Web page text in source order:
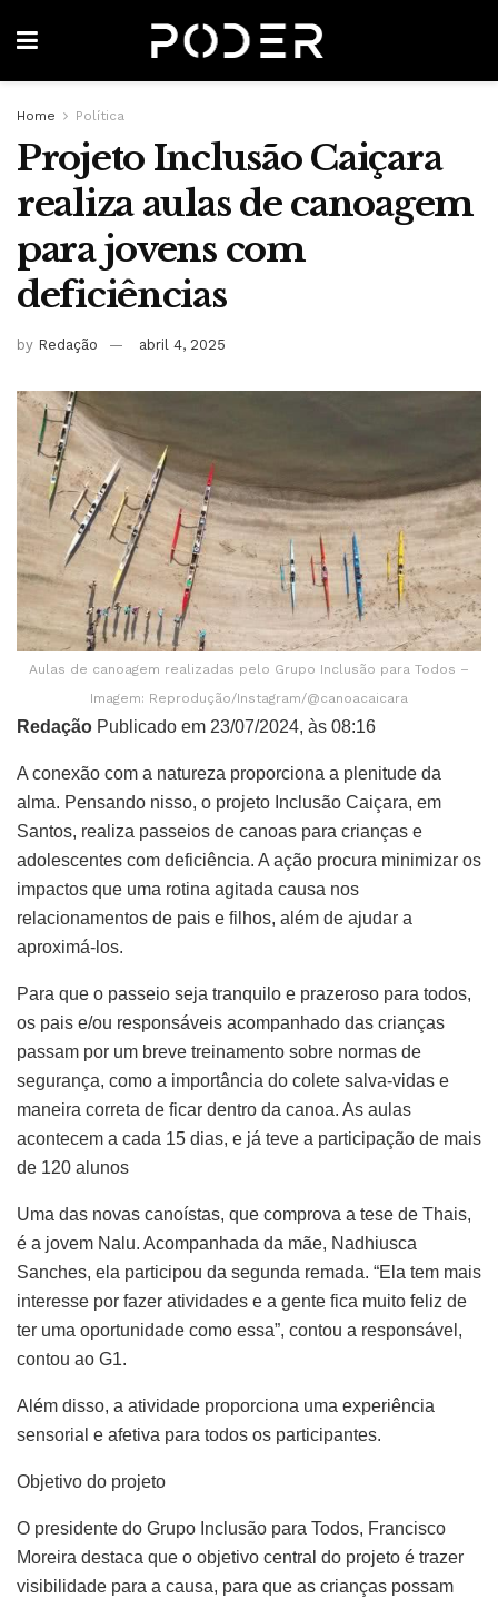
Home Política
Projeto Inclusão Caiçara
realiza aulas de canoagem
para jovens com
deficiências
by Redação abril 4, 2025
Aulas de canoagem realizadas pelo Grupo Inclusão para Todos –
Imagem: Reprodução/Instagram/@canoacaicara
Redação Publicado em 23/07/2024, às 08:16
A conexão com a natureza proporciona a plenitude da
alma. Pensando nisso, o projeto Inclusão Caiçara, em
Santos, realiza passeios de canoas para crianças e
adolescentes com deficiência. A ação procura minimizar os
impactos que uma rotina agitada causa nos
relacionamentos de pais e filhos, além de ajudar a
aproximá-los.
Para que o passeio seja tranquilo e prazeroso para todos,
os pais e/ou responsáveis acompanhado das crianças
passam por um breve treinamento sobre normas de
segurança, como a importância do colete salva-vidas e
maneira correta de ficar dentro da canoa. As aulas
acontecem a cada 15 dias, e já teve a participação de mais
de 120 alunos
Uma das novas canoístas, que comprova a tese de Thais,
é a jovem Nalu. Acompanhada da mãe, Nadhiusca
Sanches, ela participou da segunda remada. “Ela tem mais
interesse por fazer atividades e a gente fica muito feliz de
ter uma oportunidade como essa”, contou a responsável,
contou ao G1.
Além disso, a atividade proporciona uma experiência
sensorial e afetiva para todos os participantes.
Objetivo do projeto
O presidente do Grupo Inclusão para Todos, Francisco
Moreira destaca que o objetivo central do projeto é trazer
visibilidade para a causa, para que as crianças possam